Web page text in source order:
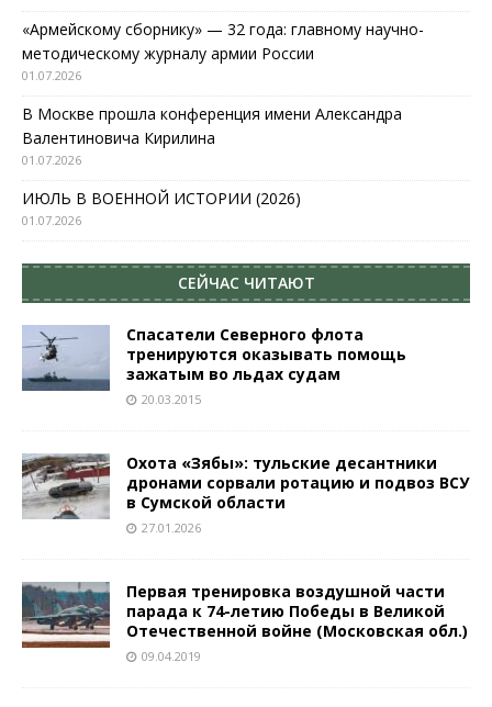
«Армейскому сборнику» — 32 года: главному научно-
методическому журналу армии России
01.07.2026
В Москве прошла конференция имени Александра
Валентиновича Кирилина
01.07.2026
ИЮЛЬ В ВОЕННОЙ ИСТОРИИ (2026)
01.07.2026
СЕЙЧАС ЧИТАЮТ
Спасатели Северного флота
тренируются оказывать помощь
зажатым во льдах судам
20.03.2015
Охота «Зябы»: тульские десантники
дронами сорвали ротацию и подвоз ВСУ
в Сумской области
27.01.2026
Первая тренировка воздушной части
парада к 74-летию Победы в Великой
Отечественной войне (Московская обл.)
09.04.2019